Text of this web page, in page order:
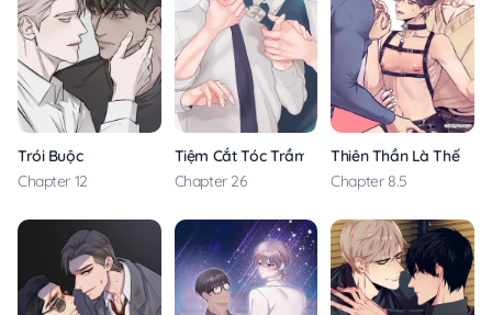
Trói Buộc
Chapter 12
Tiệm Cắt Tóc Trầm Lặng
Chapter 26
Thiên Thần Là Thế
Chapter 8.5